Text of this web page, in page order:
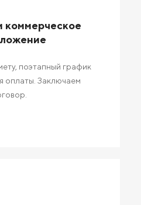
коммерческое
поэтапный график
оплаты. Заключаем